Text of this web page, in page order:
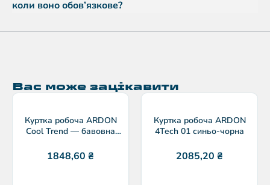
коли воно обов’язкове?
Вас може зацікавити
Куртка робоча ARDON
Cool Trend — бавовна
1848,60 ₴
Куртка робоча ARDON
4Tech 01 синьо-чорна
2085,20 ₴